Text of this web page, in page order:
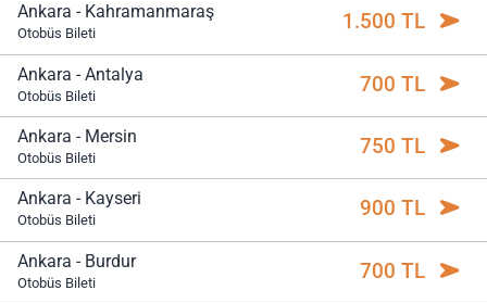
Ankara - Kahramanmaraş
Otobüs Bileti 1.500 TL
Ankara - Antalya
Otobüs Bileti 700 TL
Ankara - Mersin
Otobüs Bileti 750 TL
Ankara - Kayseri
Otobüs Bileti 900 TL
Ankara - Burdur
Otobüs Bileti 700 TL